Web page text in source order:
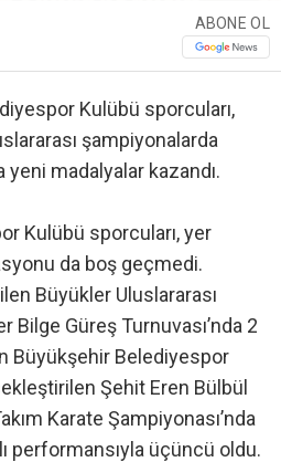
ABONE OL
Kulübü sporcuları,
şampiyonalarda
yeni madalyalar kazandı.
Kulübü sporcuları, yer
da boş geçmedi.
Büyükler Uluslararası
Bilge Güreş Turnuvası’nda 2
Büyükşehir Belediyespor
Şehit Eren Bülbül
Karate Şampiyonası’nda
performansıyla üçüncü oldu.